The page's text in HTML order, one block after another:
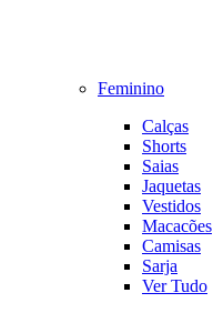
Feminino
Calças
Shorts
Saias
Jaquetas
Vestidos
Macacões
Camisas
Sarja
Ver Tudo